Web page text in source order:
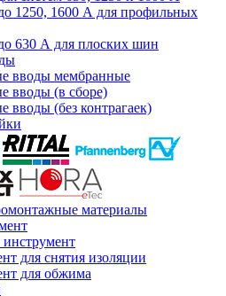
1250, 1600 А для профильных
630 А для плоских шин
вводы мембранные
вводы (в сборе)
вводы (без контрагаек)
материалы
для снятия изоляции
для обжима